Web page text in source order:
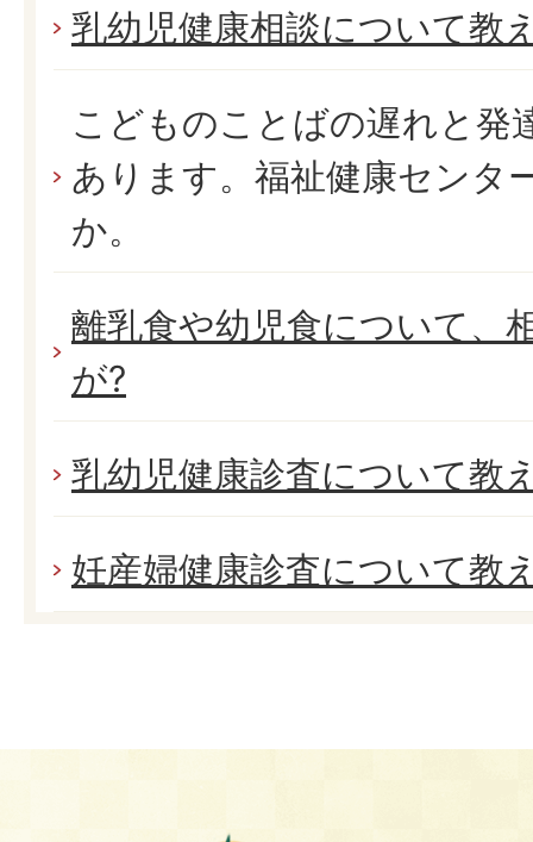
乳幼児健康相談について教
こどものことばの遅れと発
あります。福祉健康センタ
か。
離乳食や幼児食について、
が?
乳幼児健康診査について教
妊産婦健康診査について教